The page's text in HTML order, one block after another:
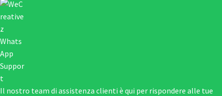
Il nostro team di assistenza clienti è qui per rispondere alle tue